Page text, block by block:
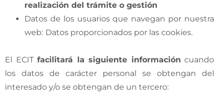
realización del trámite o gestión
Datos de los usuarios que navegan por nuestra
web: Datos proporcionados por las cookies.
El ECIT facilitará la siguiente información cuando
los datos de carácter personal se obtengan del
interesado y/o se obtengan de un tercero: